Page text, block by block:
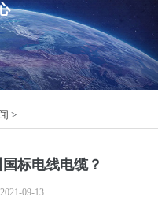
>
标电线电缆？
09-13